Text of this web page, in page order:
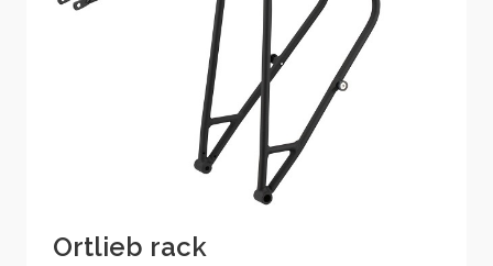
Ortlieb rack